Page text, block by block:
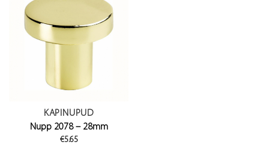
KAPINUPUD
Nupp 2078 – 28mm
€5.65